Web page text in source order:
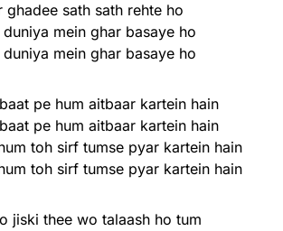
ghadee sath sath rehte ho
mein ghar basaye ho
mein ghar basaye ho
pe hum aitbaar kartein hain
pe hum aitbaar kartein hain
toh sirf tumse pyar kartein hain
toh sirf tumse pyar kartein hain
jiski thee wo talaash ho tum